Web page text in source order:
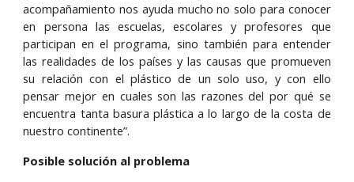
acompañamiento nos ayuda mucho no solo para conocer
en persona las escuelas, escolares y profesores que
participan en el programa, sino también para entender
las realidades de los países y las causas que promueven
su relación con el plástico de un solo uso, y con ello
pensar mejor en cuales son las razones del por qué se
encuentra tanta basura plástica a lo largo de la costa de
nuestro continente”.
Posible solución al problema